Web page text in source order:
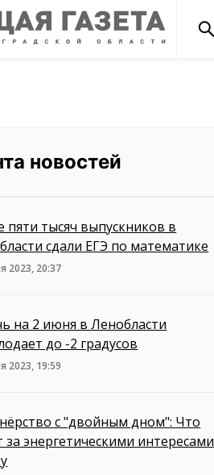
новостей
пяти тысяч выпускников в
сдали ЕГЭ по математике
2023, 20:37
на 2 июня в Ленобласти
до -2 градусов
2023, 19:59
с "двойным дном": Что
за энергетическими интересами